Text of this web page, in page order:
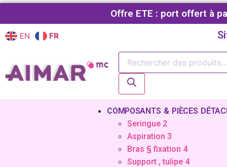
Offre ETE : port offert à
EN FR
COMPOSANTS & PIÈCES
Seringue 2
Aspiration 3
Bras § fixation 4
Support , tulipe 4